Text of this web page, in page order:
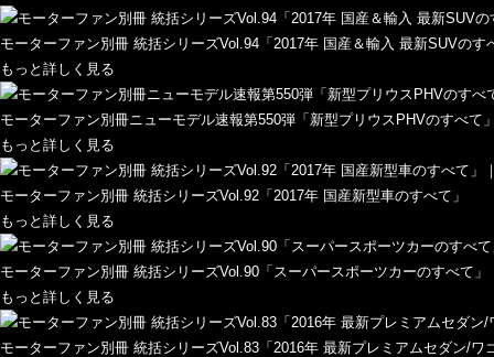
モーターファン別冊 統括シリーズVol.94「2017年 国産＆輸入 最新SUVのす
もっと詳しく見る
モーターファン別冊ニューモデル速報第550弾「新型プリウスPHVのすべて
もっと詳しく見る
モーターファン別冊 統括シリーズVol.92「2017年 国産新型車のすべて」
もっと詳しく見る
モーターファン別冊 統括シリーズVol.90「スーパースポーツカーのすべて」
もっと詳しく見る
モーターファン別冊 統括シリーズVol.83「2016年 最新プレミアムセダン/ワ